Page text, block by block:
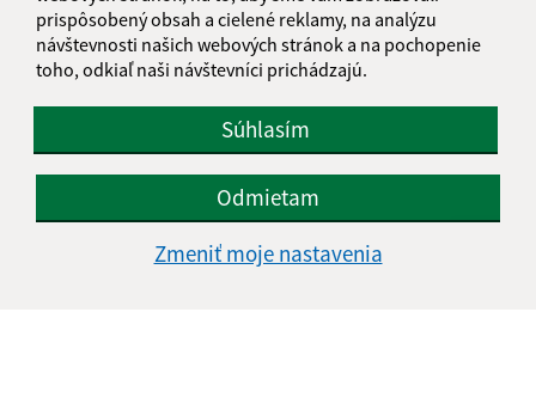
prispôsobený obsah a cielené reklamy, na analýzu
návštevnosti našich webových stránok a na pochopenie
toho, odkiaľ naši návštevníci prichádzajú.
Súhlasím
Odmietam
Zmeniť moje nastavenia
IČO: 00308366